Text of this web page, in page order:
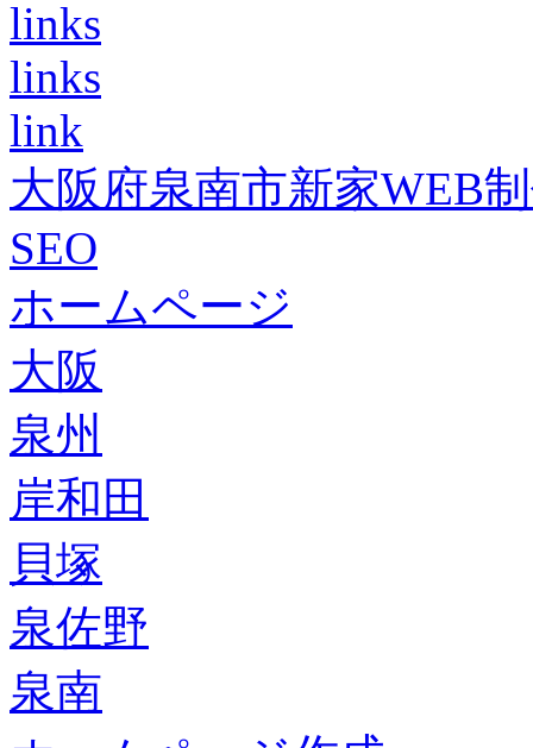
links
links
link
大阪府泉南市新家WEB
SEO
ホームページ
大阪
泉州
岸和田
貝塚
泉佐野
泉南